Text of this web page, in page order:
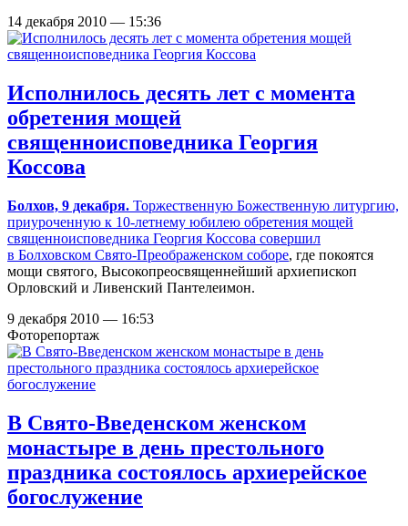
14 декабря 2010 — 15:36
Исполнилось десять лет с момента
обретения мощей
священноисповедника Георгия
Коссова
Болхов, 9 декабря. Торжественную Божественную литургию,
приуроченную к 10-летнему юбилею обретения мощей
священноисповедника Георгия Коссова совершил
в Болховском Свято-Преображенском соборе, где покоятся
мощи святого, Высокопреосвященнейший архиепископ
Орловский и Ливенский Пантелеимон.
9 декабря 2010 — 16:53
Фоторепортаж
В Свято-Введенском женском
монастыре в день престольного
праздника состоялось архиерейское
богослужение